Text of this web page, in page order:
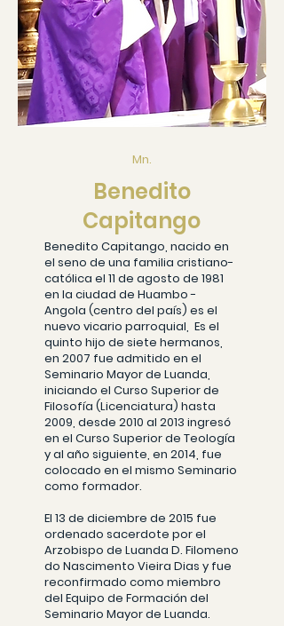
Mn.
Benedito
Capitango
Benedito Capitango, nacido en
el seno de una familia cristiano-
católica el 11 de agosto de 1981
en la ciudad de Huambo -
Angola (centro del país) es el
nuevo vicario parroquial, Es el
quinto hijo de siete hermanos,
en 2007 fue admitido en el
Seminario Mayor de Luanda,
iniciando el Curso Superior de
Filosofía (Licenciatura) hasta
2009, desde 2010 al 2013 ingresó
en el Curso Superior de Teología
y al año siguiente, en 2014, fue
colocado en el mismo Seminario
como formador.
El 13 de diciembre de 2015 fue
ordenado sacerdote por el
Arzobispo de Luanda D. Filomeno
do Nascimento Vieira Dias y fue
reconfirmado como miembro
del Equipo de Formación del
Seminario Mayor de Luanda.